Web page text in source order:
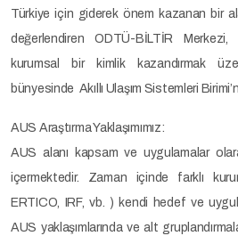
Türkiye için giderek önem kazanan bir
değerlendiren ODTÜ-BİLTİR Merkezi,
kurumsal bir kimlik kazandırmak
bünyesinde Akıllı Ulaşım Sistemleri
AUS Araştırma Yaklaşımımız:
AUS alanı kapsam ve uygulamalar
içermektedir. Zaman içinde farklı
ERTICO, IRF, vb. ) kendi hedef ve
AUS yaklaşımlarında ve alt